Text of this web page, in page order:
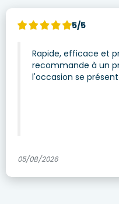
5/5
Rapide, efficace et
recommande à un
l'occasion se
05/08/2026